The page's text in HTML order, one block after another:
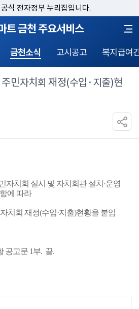
식 전자정부 누리집입니다.
트 금천 주요서비스
금천소식 고시공고 복지급여
민자치회 재정(수입·지출)현
자치회 실시 및 자치회관 설치·운영
에 따라
치회 재정(수입·지출)현황을 붙임
공고문 1부.  끝.